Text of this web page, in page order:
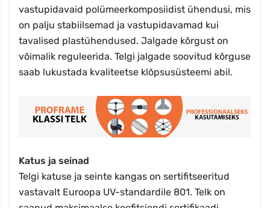
vastupidavaid polümeerkomposiidist ühendusi, mis
on palju stabiilsemad ja vastupidavamad kui
tavalised plastühendused. Jalgade kõrgust on
võimalik reguleerida. Telgi jalgade soovitud kõrguse
saab lukustada kvaliteetse klõpsusüsteemi abil.
Katus ja seinad
Telgi katuse ja seinte kangas on sertifitseeritud
vastavalt Euroopa UV-standardile 801. Telk on